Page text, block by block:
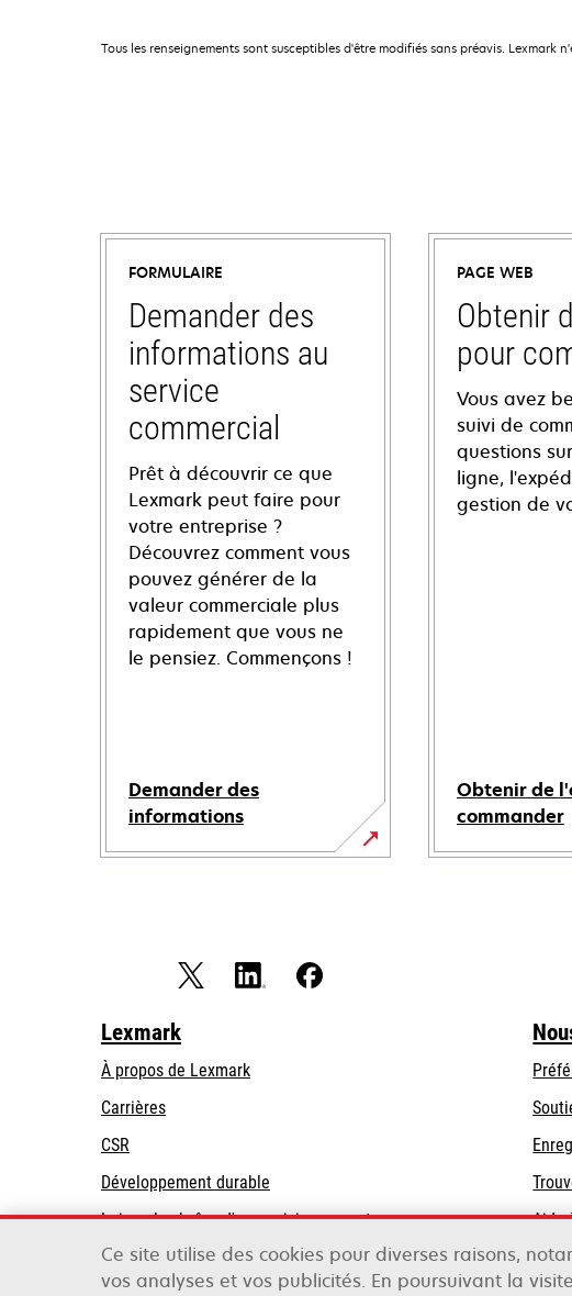
Tous les renseignements sont susceptibles d'être modifiés sans préavis. Lexmark
FORMULAIRE
Demander des
informations au
service
commercial
Prêt à découvrir ce que
Lexmark peut faire pour
votre entreprise ?
Découvrez comment vous
pouvez générer de la
valeur commerciale plus
rapidement que vous ne
le pensiez. Commençons !
Demander des
informations
PAGE WEB
Obtenir
pour
Vous avez
suivi de
questions
ligne,
gestion de
Obtenir de
commander
Lexmark
À propos de Lexmark
Carrières
CSR
Développement durable
Loi sur la chaîne d'approvisionnement
Partenaires Lexmark
dans
un
Aide
Ce site utilise des cookies pour diverses raisons,
vos analyses et vos publicités. En poursuivant la